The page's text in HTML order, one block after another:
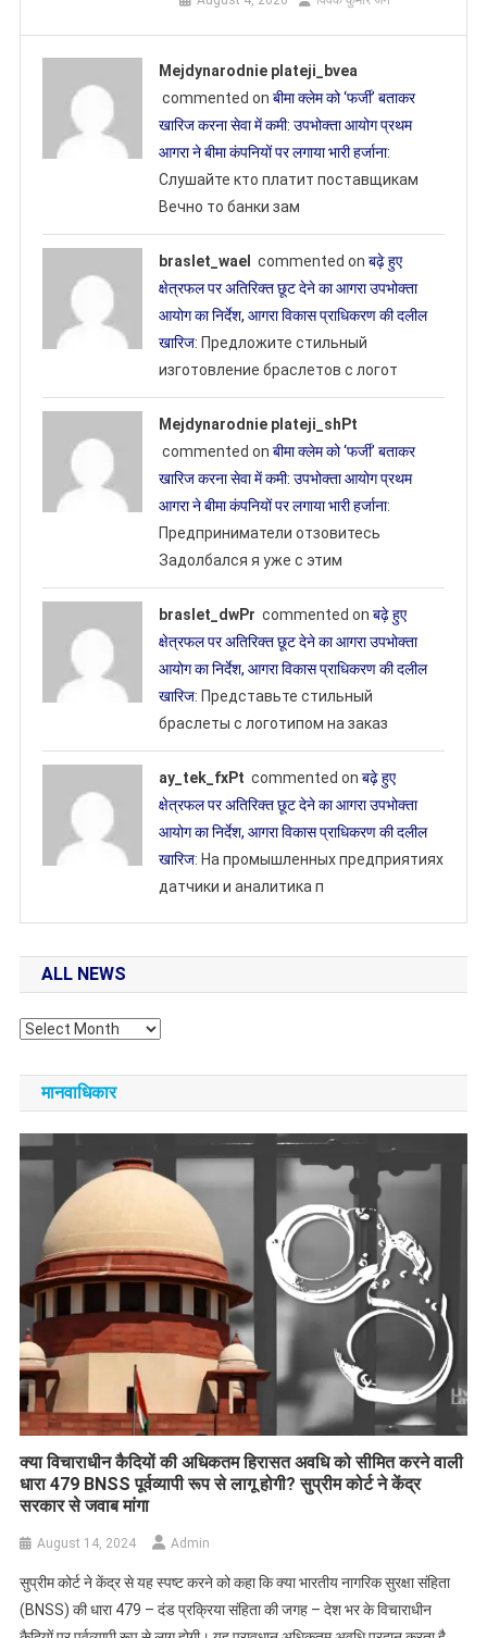
Mejdynarodnie plateji_bvea
commented onबीमा क्लेम को ‘फर्जी’ बताकर
खारिज करना सेवा में कमी: उपभोक्ता आयोग प्रथम
आगरा ने बीमा कंपनियों पर लगाया भारी हर्जाना:
Слушайте кто платит поставщикам
Вечно то банки зам
braslet_wael commented onबढ़े हुए
क्षेत्रफल पर अतिरिक्त छूट देने का आगरा उपभोक्ता
आयोग का निर्देश, आगरा विकास प्राधिकरण की दलील
खारिज: Предложите стильный
изготовление браслетов с логот
Mejdynarodnie plateji_shPt
commented onबीमा क्लेम को ‘फर्जी’ बताकर
खारिज करना सेवा में कमी: उपभोक्ता आयोग प्रथम
आगरा ने बीमा कंपनियों पर लगाया भारी हर्जाना:
Предприниматели отзовитесь
Задолбался я уже с этим
braslet_dwPr commented onबढ़े हुए
क्षेत्रफल पर अतिरिक्त छूट देने का आगरा उपभोक्ता
आयोग का निर्देश, आगरा विकास प्राधिकरण की दलील
खारिज: Представьте стильный
браслеты с логотипом на заказ
ay_tek_fxPt commented onबढ़े हुए
क्षेत्रफल पर अतिरिक्त छूट देने का आगरा उपभोक्ता
आयोग का निर्देश, आगरा विकास प्राधिकरण की दलील
खारिज: На промышленных предприятиях
датчики и аналитика п
ALL NEWS
All
मानवाधिकार
क्या विचाराधीन कैदियों की अधिकतम हिरासत अवधि को सीमित करने वाली
धारा 479 BNSS पूर्वव्यापी रूप से लागू होगी? सुप्रीम कोर्ट ने केंद्र
सरकार से जवाब मांगा
August 14, 2024 Admin
सुप्रीम कोर्ट ने केंद्र से यह स्पष्ट करने को कहा कि क्या भारतीय नागरिक सुरक्षा संहिता
(BNSS) की धारा 479 – दंड प्रक्रिया संहिता की जगह – देश भर के विचाराधीन